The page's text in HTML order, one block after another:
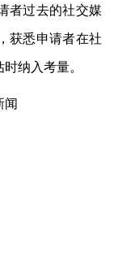
者过去的社交媒
获悉申请者在社
纳入考量。
闻